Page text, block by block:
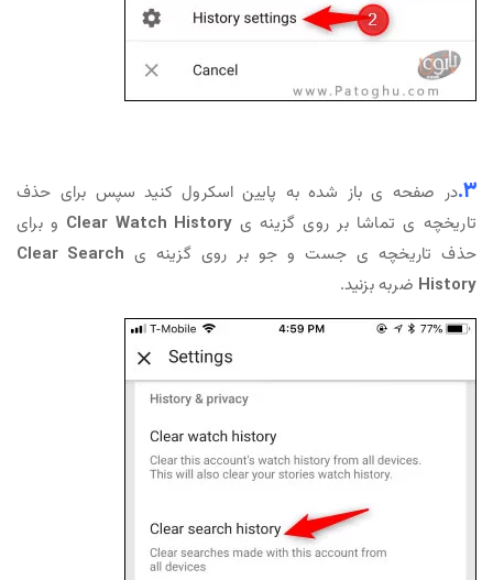
3. در صفحه ی باز شده به پایین اسکرول کنید سپس برای حذف
تاریخچه ی تماشا بر روی گزینه یClear Watch History و برای
حذف تاریخچه ی جست و جو بر روی گزینه ی Clear Search
History ضربه بزنید.